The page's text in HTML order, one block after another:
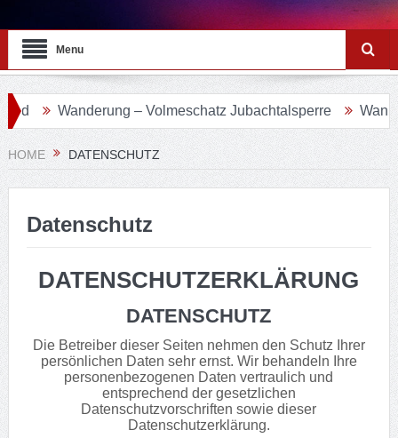
Menu
Wanderung – Volmeschatz Jubachtalsperre
HOME DATENSCHUTZ
Datenschutz
DATENSCHUTZERKLÄRUNG
DATENSCHUTZ
Die Betreiber dieser Seiten nehmen den Schutz Ihrer
persönlichen Daten sehr ernst. Wir behandeln Ihre
personenbezogenen Daten vertraulich und
entsprechend der gesetzlichen
Datenschutzvorschriften sowie dieser
Datenschutzerklärung.